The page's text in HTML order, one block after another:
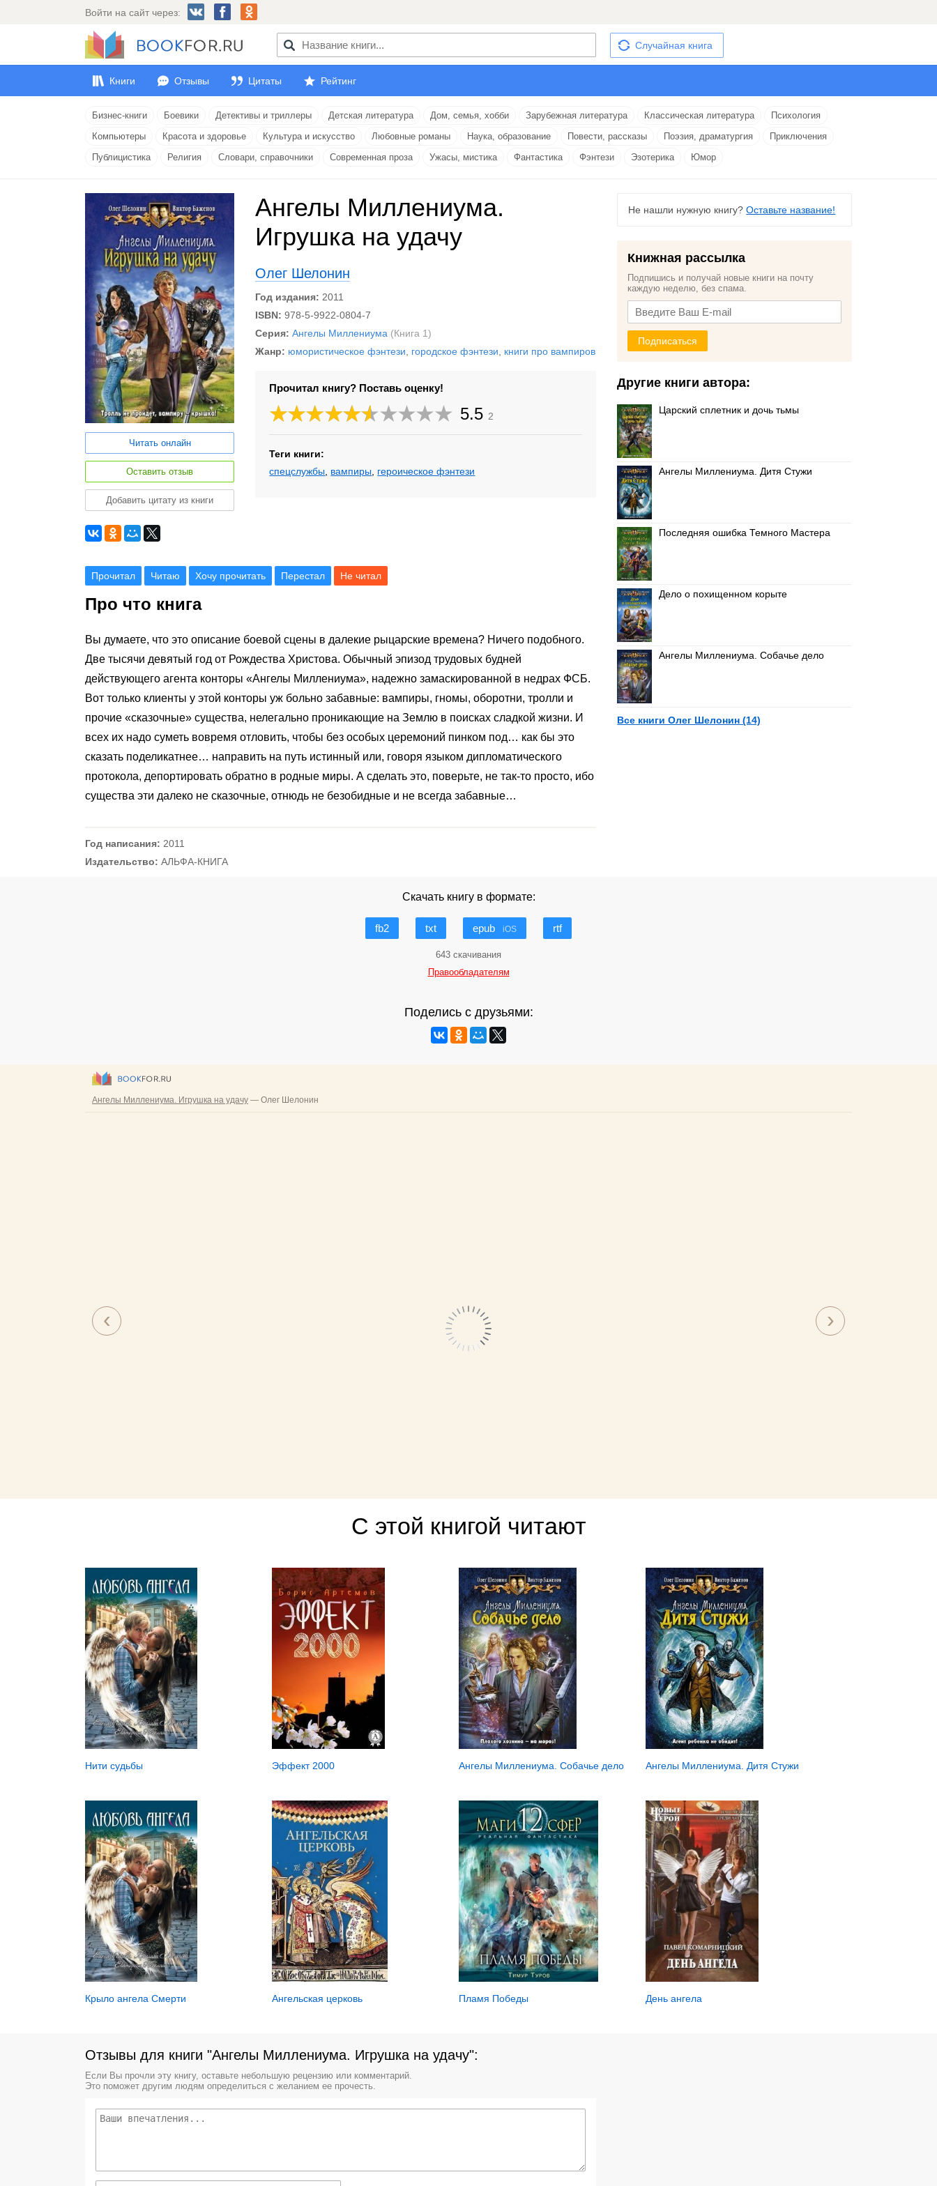
Войти на сайт через:
Случайная книга
Книги Отзывы Цитаты Рейтинг
Бизнес-книги Боевики Детективы и триллеры Детская литература Дом, семья, хобби Зарубежная литература Классическая литература
Психология
Компьютеры
Красота и здоровье Культура и искусство Любовные романы Наука, образование Повести, рассказы Поэзия, драматургия
Приключения
Публицистика
Религия Словари, справочники Современная проза Ужасы, мистика Фантастика Фэнтези Эзотерика Юмор
Читать онлайн
Оставить отзыв
Добавить цитату из книги
Ангелы Миллениума.
Игрушка на удачу
Олег Шелонин
Год издания: 2011
ISBN: 978-5-9922-0804-7
Серия: Ангелы Миллениума (Книга 1)
Жанр: юмористическое фэнтези городское фэнтези книги про вампиров
Прочитал книгу? Поставь оценку!
5.5 2
Теги книги:
спецслужбы вампиры героическое фэнтези
Прочитал Читаю Хочу прочитать Перестал Не читал
Про что книга
Вы думаете, что это описание боевой сцены в далекие рыцарские времена? Ничего подобного.
Две тысячи девятый год от Рождества Христова. Обычный эпизод трудовых будней
действующего агента конторы «Ангелы Миллениума», надежно замаскированной в недрах ФСБ.
Вот только клиенты у этой конторы уж больно забавные: вампиры, гномы, оборотни, тролли и
прочие «сказочные» существа, нелегально проникающие на Землю в поисках сладкой жизни. И
всех их надо суметь вовремя отловить, чтобы без особых церемоний пинком под… как бы это
сказать поделикатнее… направить на путь истинный или, говоря языком дипломатического
протокола, депортировать обратно в родные миры. А сделать это, поверьте, не так-то просто, ибо
существа эти далеко не сказочные, отнюдь не безобидные и не всегда забавные…
Год написания: 2011
Издательство: АЛЬФА-КНИГА
Не нашли нужную книгу?Оставьте название!
Книжная рассылка
Подпишись и получай новые книги на почту
каждую неделю, без спама.
Подписаться
Другие книги автора:
Царский сплетник и дочь тьмы
Ангелы Миллениума. Дитя Стужи
Последняя ошибка Темного Мастера
Дело о похищенном корыте
Ангелы Миллениума. Собачье дело
Все книги Олег Шелонин (14)
Скачать книгу в формате:
fb2 txt epub iOS rtf
643 скачивания
Правообладателям
Поделись с друзьями:
С этой книгой читают
Нити судьбы Эффект 2000 Ангелы Миллениума. Собачье дело Ангелы Миллениума. Дитя Стужи
Крыло ангела Смерти Ангельская церковь Пламя Победы День ангела
Отзывы для книги "Ангелы Миллениума. Игрушка на удачу":
Если Вы прочли эту книгу, оставьте небольшую рецензию или комментарий.
Это поможет другим людям определиться с желанием ее прочесть.